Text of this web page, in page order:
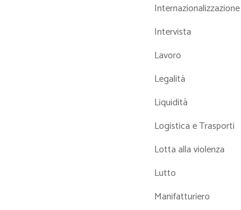
Internazionalizzazione
Intervista
Lavoro
Legalità
Liquidità
Logistica e Trasporti
Lotta alla violenza
Lutto
Manifatturiero